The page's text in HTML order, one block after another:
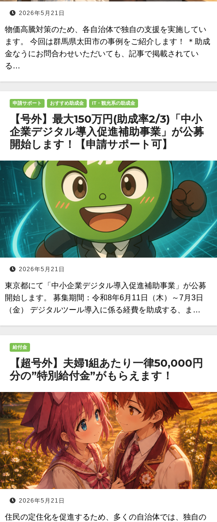
2026年5月21日
物価高騰対策のため、各自治体で独自の支援を実施してい
ます。 今回は群馬県太田市の事例をご紹介します！ ＊助成
金なうにお問合わせいただいても、記事で掲載されてい
る…
申請サポート おすすめ助成金 IT・観光系の助成金
【号外】最大150万円(助成率2/3)「中小
企業デジタル導入促進補助事業」が公募
開始します！【申請サポート可】
2026年5月21日
東京都にて「中小企業デジタル導入促進補助事業」が公募
開始します。 募集期間：令和8年6月11日（木）～7月3日
（金） デジタルツール導入に係る経費を助成する、ま…
給付金
【超号外】夫婦1組あたり一律50,000円
分の”特別給付金”がもらえます！
2026年5月21日
住民の定住化を促進するため、多くの自治体では、独自の